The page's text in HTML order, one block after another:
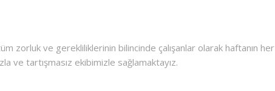
zorluk ve gerekliliklerinin bilincinde çalışanlar olarak haftanın her
ve tartışmasız ekibimizle sağlamaktayız.